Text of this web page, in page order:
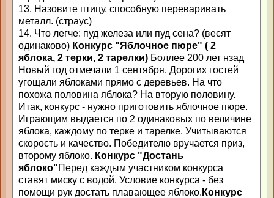
13. Назовите птицу, способную переваривать
металл. (страус)
14. Что легче: пуд железа или пуд сена? (весят
одинаково) Конкурс "Яблочное пюре" ( 2
яблока, 2 терки, 2 тарелки) Боллее 200 лет нзад
Новый год отмечали 1 сентября. Дорогих гостей
угощали яблоками прямо с деревьев. На что
похожа половина яблока? На вторую половину.
Итак, конкурс - нужно приготовить яблочное пюре.
Играющим выдается по 2 одинаковых по величине
яблока, каждому по терке и тарелке. Учитываются
скорость и качество. Победителю вручается приз,
второму яблоко. Конкурс "Достань
яблоко"Перед каждым участником конкурса
ставят миску с водой. Условие конкурса - без
помощи рук достать плавающее яблоко. Конкурс